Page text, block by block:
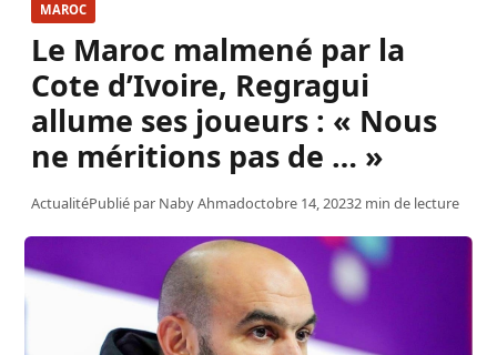
MAROC
Le Maroc malmené par la
Cote d’Ivoire, Regragui
allume ses joueurs : « Nous
ne méritions pas de … »
ActualitéPublié par Naby Ahmadoctobre 14, 20232 min de lecture